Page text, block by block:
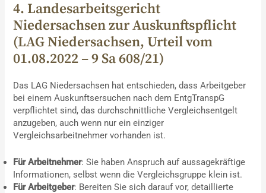
4. Landesarbeitsgericht
Niedersachsen zur Auskunftspflicht
(LAG Niedersachsen, Urteil vom
01.08.2022 – 9 Sa 608/21)
Das LAG Niedersachsen hat entschieden, dass Arbeitgeber
bei einem Auskunftsersuchen nach dem EntgTranspG
verpflichtet sind, das durchschnittliche Vergleichsentgelt
anzugeben, auch wenn nur ein einziger
Vergleichsarbeitnehmer vorhanden ist.
Für Arbeitnehmer: Sie haben Anspruch auf aussagekräftige
Informationen, selbst wenn die Vergleichsgruppe klein ist.
Für Arbeitgeber: Bereiten Sie sich darauf vor, detaillierte